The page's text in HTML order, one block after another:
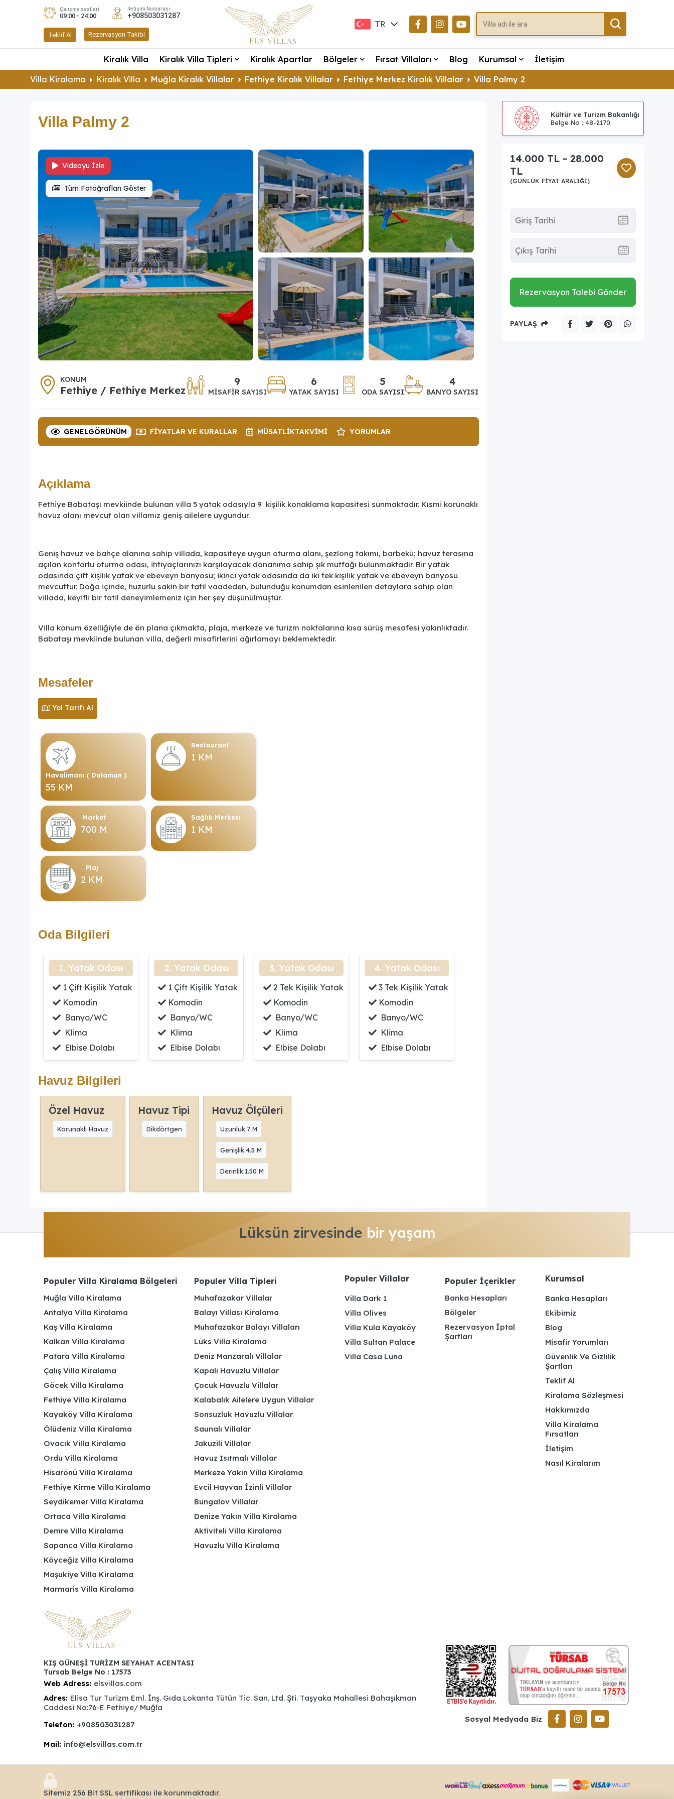
Çalışma saatleri
09:00 - 24:00
İletişim Numarası
+908503031287
Teklif Al Rezervasyon Takibi
TR
DE
Kiralık Villa Kiralık Villa Tipleri Kiralık Apartlar Bölgeler Fırsat Villaları Blog Kurumsal
İletişim
Villa Kiralama
Kiralık Villa Muğla Kiralık Villalar Fethiye Kiralık Villalar Fethiye Merkez Kiralık Villalar Villa Palmy 2
Villa Palmy 2
Videoyu İzle
Tüm Fotoğrafları Göster
KONUM
Fethiye / Fethiye Merkez
9
MISAFIR SAYISI
6
YATAK SAYISI
5
ODA SAYISI
4
BANYO SAYISI
GENELGÖRÜNÜM FIYATLAR VE KURALLAR MÜSATLIKTAKVIMI YORUMLAR
Açıklama
Fethiye Babataşı mevkiinde bulunan villa 5 yatak odasıyla 9 kişilik konaklama kapasitesi sunmaktadır. Kısmi korunaklı
havuz alanı mevcut olan villamız geniş ailelere uygundur.
Geniş havuz ve bahçe alanına sahip villada, kapasiteye uygun oturma alanı, şezlong takımı, barbekü; havuz terasına
açılan konforlu oturma odası, ihtiyaçlarınızı karşılayacak donanıma sahip şık mutfağı bulunmaktadır. Bir yatak
odasında çift kişilik yatak ve ebeveyn banyosu; ikinci yatak odasında da iki tek kişilik yatak ve ebeveyn banyosu
mevcuttur. Doğa içinde, huzurlu sakin bir tatil vaadeden, bulunduğu konumdan esinlenilen detaylara sahip olan
villada, keyifli bir tatil deneyimlemeniz için her şey düşünülmüştür.
Villa konum özelliğiyle de ön plana çıkmakta, plaja, merkeze ve turizm noktalarına kısa sürüş mesafesi yakınlıktadır.
Babataşı mevkiinde bulunan villa, değerli misafirlerini ağırlamayı beklemektedir.
Mesafeler
Yol Tarifi Al
Havalimanı ( Dalaman )
55 KM
Restaurant
1 KM
Market
700 M
Sağlık Merkezi
1 KM
Plaj
2 KM
Oda Bilgileri
1. Yatak Odası
1 Çift Kişilik Yatak
Komodin
Banyo/WC
Klima
Elbise Dolabı
2. Yatak Odası
1 Çift Kişilik Yatak
Komodin
Banyo/WC
Klima
Elbise Dolabı
3. Yatak Odası
2 Tek Kişilik Yatak
Komodin
Banyo/WC
Klima
Elbise Dolabı
4. Yatak Odası
3 Tek Kişilik Yatak
Komodin
Banyo/WC
Klima
Elbise Dolabı
Havuz Bilgileri
Özel Havuz
Korunaklı Havuz
Havuz Tipi
Dikdörtgen
Havuz Ölçüleri
Uzunluk:7 M
Genişlik:4.5 M
Derinlik:1.50 M
Kültür ve Turizm Bakanlığı
Belge No : 48-2170
14.000 TL - 28.000
TL
(GÜNLÜK FIYAT ARALIĞI)
Rezervasyon Talebi Gönder
PAYLAŞ
Lüksün zirvesinde bir yaşam
Populer Villa Kiralama Bölgeleri
Muğla Villa Kiralama
Antalya Villa Kiralama
Kaş Villa Kiralama
Kalkan Villa Kiralama
Patara Villa Kiralama
Çalış Villa Kiralama
Göcek Villa Kiralama
Fethiye Villa Kiralama
Kayaköy Villa Kiralama
Ölüdeniz Villa Kiralama
Ovacık Villa Kiralama
Ordu Villa Kiralama
Hisarönü Villa Kiralama
Fethiye Kirme Villa Kiralama
Seydikemer Villa Kiralama
Ortaca Villa Kiralama
Demre Villa Kiralama
Sapanca Villa Kiralama
Köyceğiz Villa Kiralama
Maşukiye Villa Kiralama
Marmaris Villa Kiralama
Populer Villa Tipleri
Muhafazakar Villalar
Balayı Villası Kiralama
Muhafazakar Balayı Villaları
Lüks Villa Kiralama
Deniz Manzaralı Villalar
Kapalı Havuzlu Villalar
Çocuk Havuzlu Villalar
Kalabalık Ailelere Uygun Villalar
Sonsuzluk Havuzlu Villalar
Saunalı Villalar
Jakuzili Villalar
Havuz Isıtmalı Villalar
Merkeze Yakın Villa Kiralama
Evcil Hayvan İzinli Villalar
Bungalov Villalar
Denize Yakın Villa Kiralama
Aktiviteli Villa Kiralama
Havuzlu Villa Kiralama
Populer Villalar
Villa Dark 1
Villa Olives
Villa Kula Kayaköy
Villa Sultan Palace
Villa Casa Luna
Populer İçerikler
Banka Hesapları
Bölgeler
Rezervasyon İptal
Şartları
Kurumsal
Banka Hesapları
Ekibimiz
Blog
Misafir Yorumları
Güvenlik Ve Gizlilik
Şartları
Teklif Al
Kiralama Sözleşmesi
Hakkımızda
Villa Kiralama
Fırsatları
İletişim
Nasıl Kiralarım
KIŞ GÜNEŞİ TURİZM SEYAHAT ACENTASI
Tursab Belge No : 17573
Web Adress: elsvillas.com
Adres: Elisa Tur Turizm Eml. İnş. Gıda Lokanta Tütün Tic. San. Ltd. Şti. Taşyaka Mahallesi Bahaşıkman
Caddesi No:76-E Fethiye/ Muğla
Telefon: +908503031287
Mail: info@elsvillas.com.tr
Sosyal Medyada Biz
Sitemiz 256 Bit SSL sertifikası ile korunmaktadır.